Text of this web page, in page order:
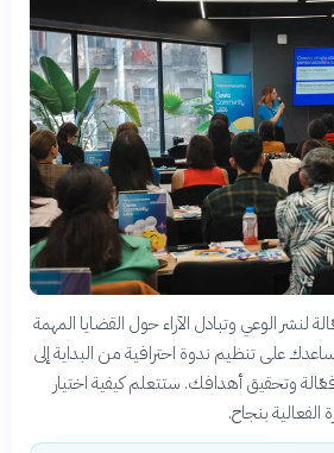
لنشر الوعي وتبادل الآراء حول القضايا المهمة
على تنظيم ندوة احترافية من البداية إلى
وتحقيق أهدافك. ستتعلم كيفية اختيار
بنجاح.